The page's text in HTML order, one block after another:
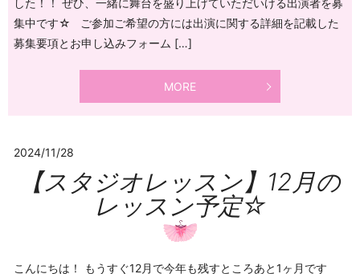
した！！ ぜひ、一緒に舞台を盛り上げていただいける出演者を募
集中です☆ ご参加ご希望の方には出演に関する詳細を記載した
募集要項とお申し込みフォーム […]
MORE
2024/11/28
【スタジオレッスン】12月の
レッスン予定☆
こんにちは！ もうすぐ12月で今年も残すところあと1ヶ月です